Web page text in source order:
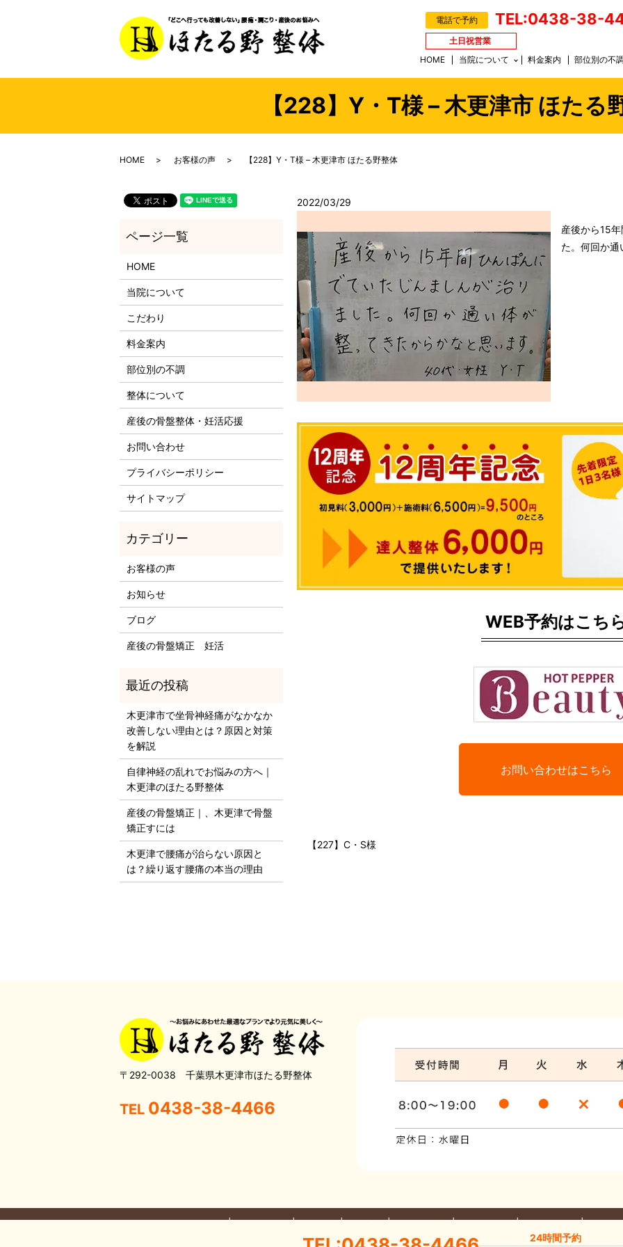
HOME 当院について 料金案内 部位別の不
電話で予約 TEL:0438-38-
土日祝営業
【228】Y・T様 – 木更津市 ほたる
HOME お客様の声 【228】Y・T様 – 木更津市 ほたる野整体
2022/03/29
産後から15
た。何回か
WEB予約はこち
お問い合わせはこちら
【227】C・S様
HOME
当院について
こだわり
料金案内
部位別の不調
整体について
産後の骨盤整体・妊活応援
お問い合わせ
プライバシーポリシー
サイトマップ
お客様の声
お知らせ
ブログ
産後の骨盤矯正 妊活
木更津市で坐骨神経痛がなかなか
改善しない理由とは？原因と対策
を解説
自律神経の乱れでお悩みの方へ｜
木更津のほたる野整体
産後の骨盤矯正｜、木更津で骨盤
矯正すには
木更津で腰痛が治らない原因と
は？繰り返す腰痛の本当の理由
〒292-0038 千葉県木更津市ほたる野整体
TEL 0438-38-4466
24時間予約